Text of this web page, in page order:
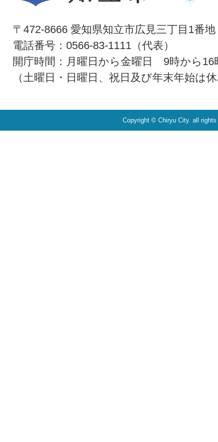
〒472-8666 愛知県知立市広見三丁目1番地
電話番号：0566-83-1111（代表）
開庁時間：月曜日から金曜日 9時から16
（土曜日・日曜日、祝日及び年末年始は
Copyright © Chiryu City. all rights